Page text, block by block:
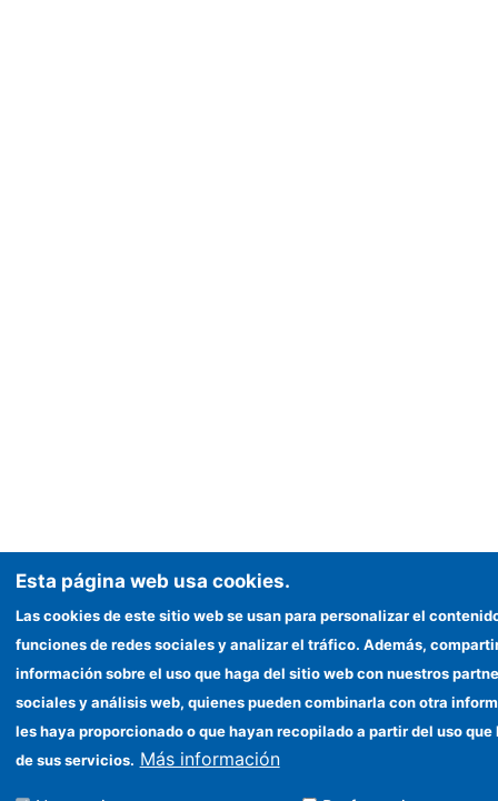
Esta página web usa cookies.
Las cookies de este sitio web se usan para personalizar el
funciones de redes sociales y analizar el tráfico. Además,
información sobre el uso que haga del sitio web con nuestros
sociales y análisis web, quienes pueden combinarla con otra
les haya proporcionado o que hayan recopilado a partir del uso que
de sus servicios. Más información